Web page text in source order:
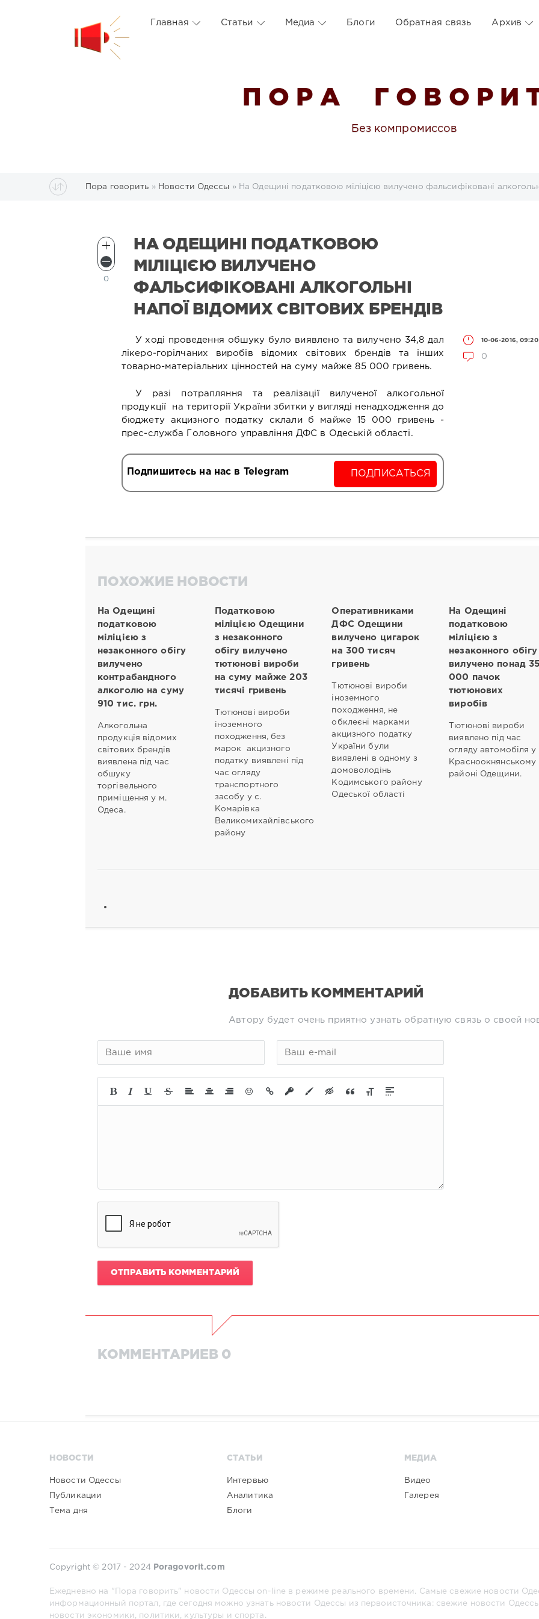
Главная Статьи Медиа Блоги Обратная связь Архив
П О Р А Г О В О Р И
Без компромиссов
Пора говорить » Новости Одессы » На Одещині податковою міліцією вилучено фальсифіковані
НА ОДЕЩИНІ ПОДАТКОВОЮ
МІЛІЦІЄЮ ВИЛУЧЕНО
ФАЛЬСИФІКОВАНІ АЛКОГОЛЬНІ
НАПОЇ ВІДОМИХ СВІТОВИХ БРЕНДІВ
10-06-2016, 09:20
0
0
У ході проведення обшуку було виявлено та вилучено 34,8 дал
лікеро-горілчаних виробів відомих світових брендів та інших
товарно-матеріальних цінностей на суму майже 85 000 гривень.
У разі потрапляння та реалізації вилученої алкогольної
продукції на території України збитки у вигляді ненадходження до
бюджету акцизного податку склали б майже 15 000 гривень -
прес-служба Головного управління ДФС в Одеській області.
Подпишитесь на нас в Telegram ПОДПИСАТЬСЯ
ПОХОЖИЕ НОВОСТИ
На Одещині
податковою
міліцією з
незаконного обігу
вилучено
контрабандного
алкоголю на суму
910 тис. грн.
Алкогольна
продукція відомих
світових брендів
виявлена під час
обшуку
торгівельного
приміщення у м.
Одеса.
Податковою
міліцією Одещини
з незаконного
обігу вилучено
тютюнові вироби
на суму майже 203
тисячі гривень
Тютюнові вироби
іноземного
походження, без
марок акцизного
податку виявлені під
час огляду
транспортного
засобу у с.
Комарівка
Великомихайлівського
району
Оперативниками
ДФС Одещини
вилучено цигарок
на 300 тисяч
гривень
Тютюнові вироби
іноземного
походження, не
обклеєні марками
акцизного податку
України були
виявлені в одному з
домоволодінь
Кодимського району
Одеської області
На Одещині
податковою
міліцією з
незаконного обігу
вилучено понад 35
000 пачок
тютюнових
виробів
Тютюнові вироби
виявлено під час
огляду автомобіля у
Красноокнянському
районі Одещини.
ДОБАВИТЬ КОММЕНТАРИЙ
Автору будет очень приятно узнать обратную связь о своей
ОТПРАВИТЬ КОММЕНТАРИЙ
КОММЕНТАРИЕВ 0
НОВОСТИ
Новости Одессы
Публикации
Тема дня
СТАТЬИ
Интервью
Аналитика
Блоги
МЕДИА
Видео
Галерея
Copyright © 2017 - 2024 Poragovorit.com
Ежедневно на "Пора говорить" новости Одессы on-line в режиме реального времени. Самые свежие новости
информационный портал, где сегодня можно узнать новости Одессы из первоисточника: свежие новости
новости экономики, политики, культуры и спорта.